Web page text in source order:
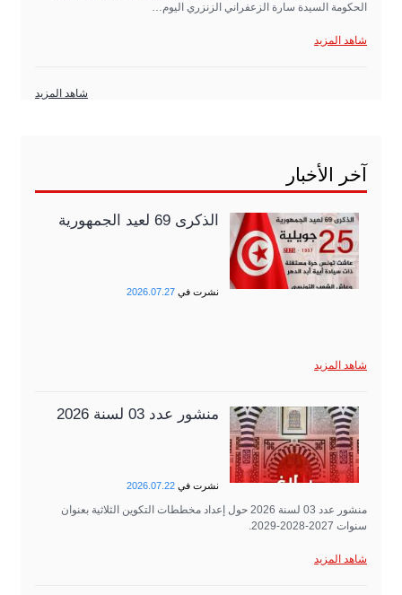
الحكومة السيدة سارة الزعفراني الزنزري اليوم…
شاهد المزيد
شاهد المزيد
آخر الأخبار
الذكرى 69 لعيد الجمهورية
نشرت في 2026.07.27
شاهد المزيد
منشور عدد 03 لسنة 2026
نشرت في 2026.07.22
منشور عدد 03 لسنة 2026 حول إعداد مخططات التكوين الثلاثية بعنوان
سنوات 2027-2028-2029.
شاهد المزيد